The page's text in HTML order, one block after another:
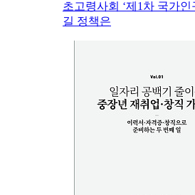
초고령사회 ‘제1차 국가
길 정책은